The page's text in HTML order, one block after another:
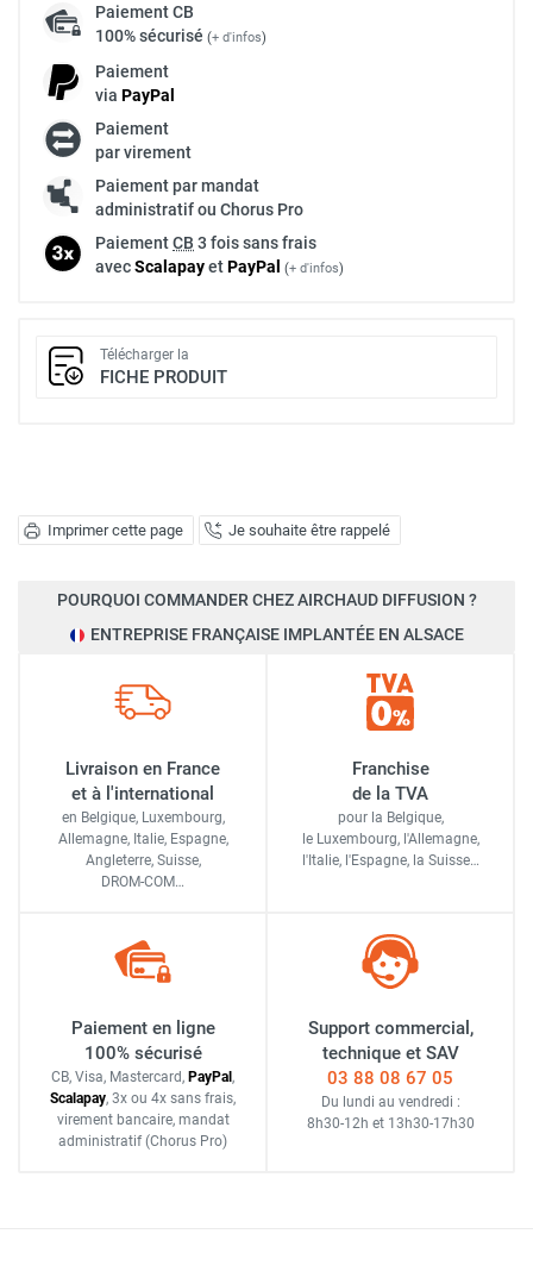
Imprimer cette page Je souhaite être rappelé
PaiementCB
100% sécurisé (+ d'infos)
Paiement
via PayPal
Paiement
par virement
Paiement par mandat
administratif ou Chorus Pro
PaiementCB 3 fois sans frais
avecScalapayetPayPal (+ d'infos)
Télécharger la
FICHE PRODUIT
POURQUOI COMMANDER CHEZ AIRCHAUD DIFFUSION ?
ENTREPRISE FRANÇAISE IMPLANTÉE EN ALSACE
Livraison en France
et à l'international
en Belgique, Luxembourg,
Allemagne, Italie, Espagne,
Angleterre, Suisse,
DROM-COM…
Franchise
de la TVA
pour la Belgique,
le Luxembourg, l'Allemagne,
l'Italie, l'Espagne, la Suisse…
Paiement en ligne
100% sécurisé
CB, Visa, Mastercard, PayPal ,
Scalapay, 3x ou 4x sans frais,
virement bancaire, mandat
administratif (Chorus Pro)
Support commercial,
technique et SAV
03 88 08 67 05
Du lundi au vendredi :
8h30-12h et 13h30-17h30